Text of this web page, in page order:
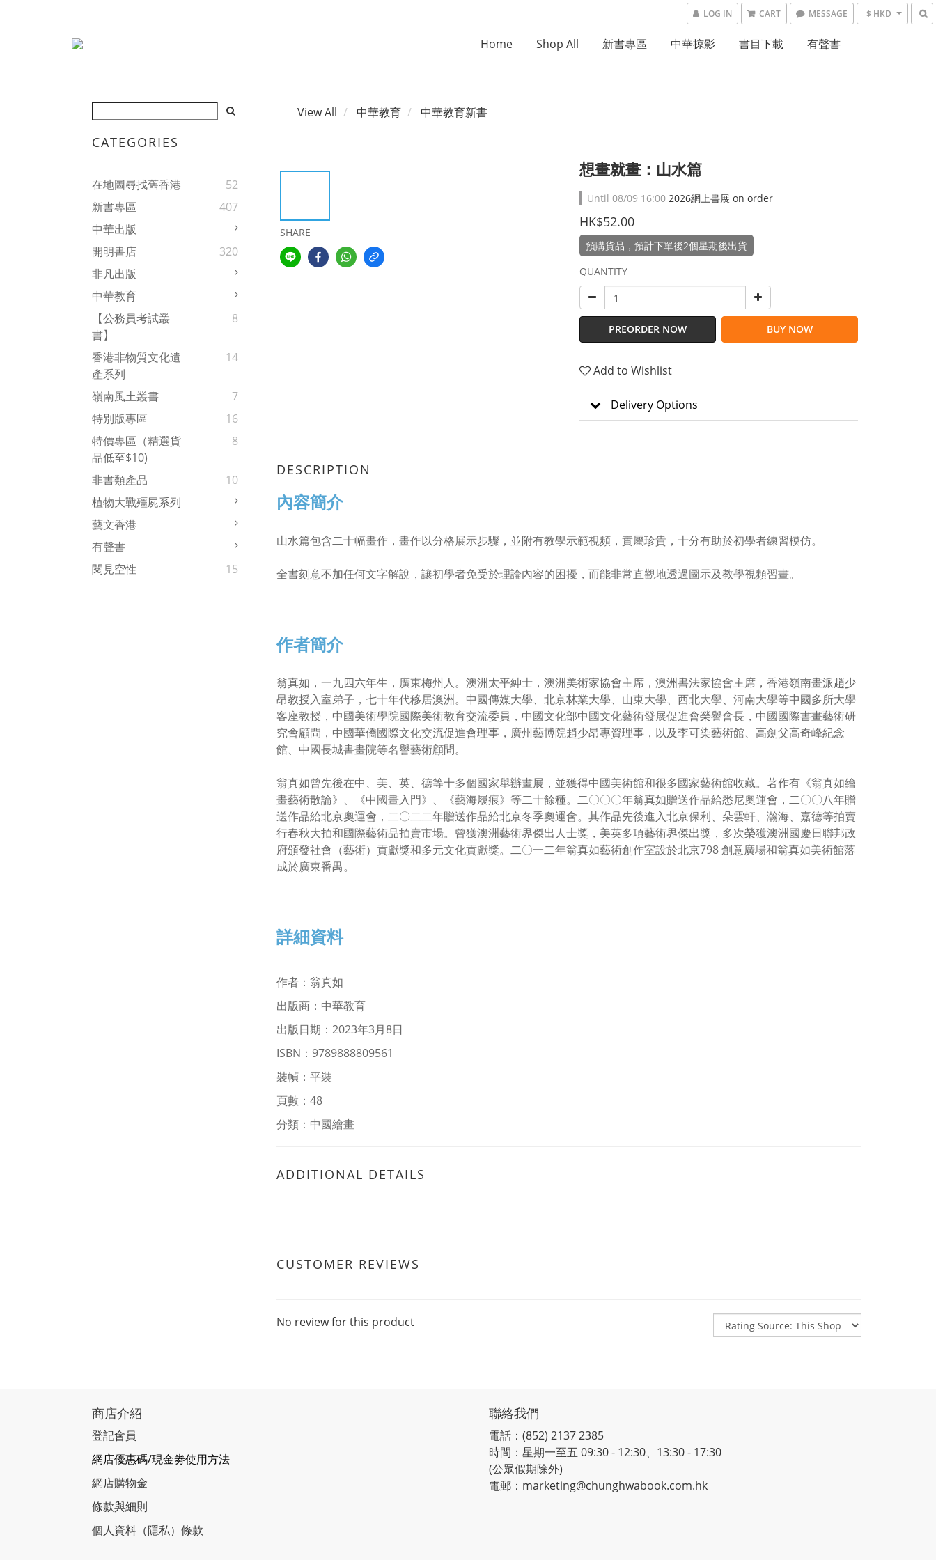
LOG IN CART MESSAGE $ HKD
Home Shop All 新書專區 中華掠影 書目下載 有聲書
CATEGORIES
在地圖尋找舊香港
52
新書專區
407
中華出版
開明書店
320
非凡出版
中華教育
【公務員考試叢
書】
8
香港非物質文化遺
產系列
14
嶺南風土叢書
7
特別版專區
16
特價專區（精選貨
品低至$10)
8
非書類產品
10
植物大戰殭屍系列
藝文香港
有聲書
閱見空性
15
View All 中華教育 中華教育新書
SHARE
想畫就畫：山水篇
Until 08/09 16:00 2026網上書展 on order
HK$52.00
預購貨品，預計下單後2個星期後出貨
QUANTITY
PREORDER NOW BUY NOW
Add to Wishlist
Delivery Options
DESCRIPTION
內容簡介
山水篇包含二十幅畫作，畫作以分格展示步驟，並附有教學示範視頻，實屬珍貴，十分有助於初學者練習模仿。
全書刻意不加任何文字解說，讓初學者免受於理論內容的困擾，而能非常直觀地透過圖示及教學視頻習畫。
作者簡介
翁真如，一九四六年生，廣東梅州人。澳洲太平紳士，澳洲美術家協會主席，澳洲書法家協會主席，香港嶺南畫派趙少
昂教授入室弟子，七十年代移居澳洲。中國傳媒大學、北京林業大學、山東大學、西北大學、河南大學等中國多所大學
客座教授，中國美術學院國際美術教育交流委員，中國文化部中國文化藝術發展促進會榮譽會長，中國國際書畫藝術研
究會顧問，中國華僑國際文化交流促進會理事，廣州藝博院趙少昂專資理事，以及李可染藝術館、高劍父高奇峰紀念
館、中國長城書畫院等名譽藝術顧問。
翁真如曾先後在中、美、英、德等十多個國家舉辦畫展，並獲得中國美術館和很多國家藝術館收藏。著作有《翁真如繪
畫藝術散論》、《中國畫入門》、《藝海履痕》等二十餘種。二〇〇〇年翁真如贈送作品給悉尼奧運會，二〇〇八年贈
送作品給北京奧運會，二〇二二年贈送作品給北京冬季奧運會。其作品先後進入北京保利、朵雲軒、瀚海、嘉德等拍賣
行春秋大拍和國際藝術品拍賣市場。曾獲澳洲藝術界傑出人士獎，美英多項藝術界傑出獎，多次榮獲澳洲國慶日聯邦政
府頒發社會（藝術）貢獻獎和多元文化貢獻獎。二〇一二年翁真如藝術創作室設於北京798 創意廣場和翁真如美術館落
成於廣東番禺。
詳細資料
作者：翁真如
出版商：中華教育
出版日期：2023年3月8日
ISBN： 9789888809561
裝幀：平裝
頁數：48
分類：中國繪畫
ADDITIONAL DETAILS
CUSTOMER REVIEWS
No review for this product
商店介紹
登記會員
網店優惠碼/現金劵使用方法
網店購物金
條款與細則
個人資料（隱私）條款
聯絡我們
電話：(852) 2137 2385
時間：星期一至五 09:30 - 12:30、13:30 - 17:30
(公眾假期除外)
電郵：marketing@chunghwabook.com.hk